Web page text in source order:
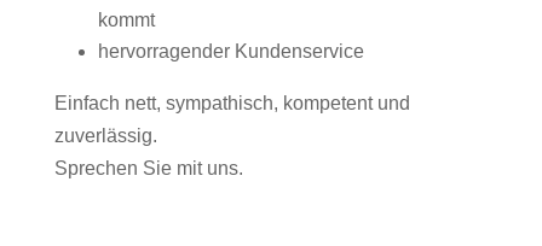
kommt
hervorragender Kundenservice
Einfach nett, sympathisch, kompetent und
zuverlässig.
Sprechen Sie mit uns.